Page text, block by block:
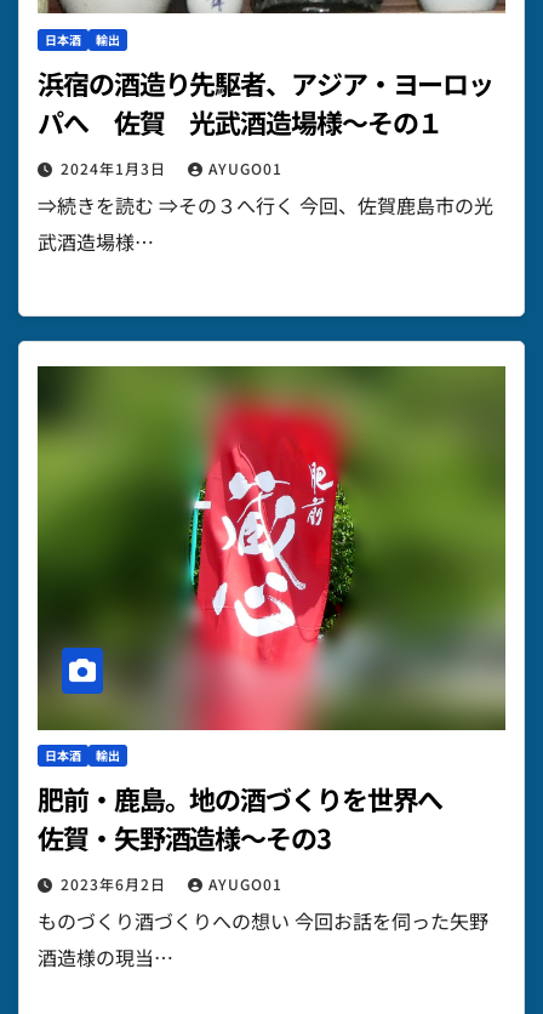
日本酒 輸出
浜宿の酒造り先駆者、アジア・ヨーロッ
パへ 佐賀 光武酒造場様～その１
2024年1月3日 AYUGO01
⇒続きを読む ⇒その３へ行く 今回、佐賀鹿島市の光
武酒造場様…
日本酒 輸出
肥前・鹿島。地の酒づくりを世界へ
佐賀・矢野酒造様～その3
2023年6月2日 AYUGO01
ものづくり酒づくりへの想い 今回お話を伺った矢野
酒造様の現当…